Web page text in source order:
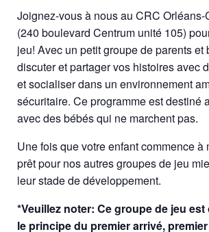
Joignez-vous à nous au CRC Orléans-
(240 boulevard Centrum unité 105)
jeu! Avec un petit groupe de parents et
discuter et partager vos histoires avec
et socialiser dans un environnement
sécuritaire. Ce programme est destiné
avec des bébés qui ne marchent pas.
Une fois que votre enfant commence à
prêt pour nos autres groupes de jeu
leur stade de développement.
*Veuillez noter: Ce groupe de jeu
le principe du premier arrivé,